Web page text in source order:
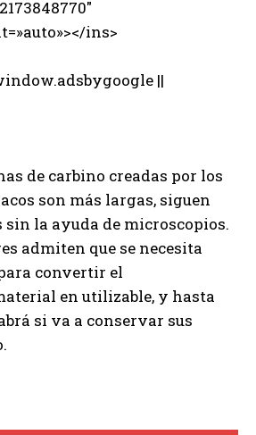
ins>
||
de carbino creadas por los
son más largas, siguen
la ayuda de microscopios.
admiten que se necesita
convertir el
en utilizable, y hasta
si va a conservar sus